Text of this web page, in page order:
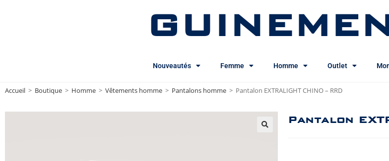
Nouveautés Femme Homme Outlet
Accueil > Boutique > Homme > Vêtements homme > Pantalons homme > Pantalon EXTRALIGHT CHINO – RRD
Pantalon